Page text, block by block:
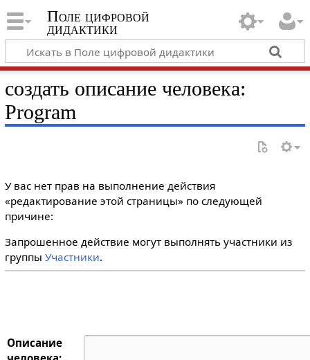
Поле цифровой
дидактики
создать описание человека:
Program
У вас нет прав на выполнение действия
«редактирование этой страницы» по следующей
причине:
Запрошенное действие могут выполнять участники из
группы Участники.
Описание